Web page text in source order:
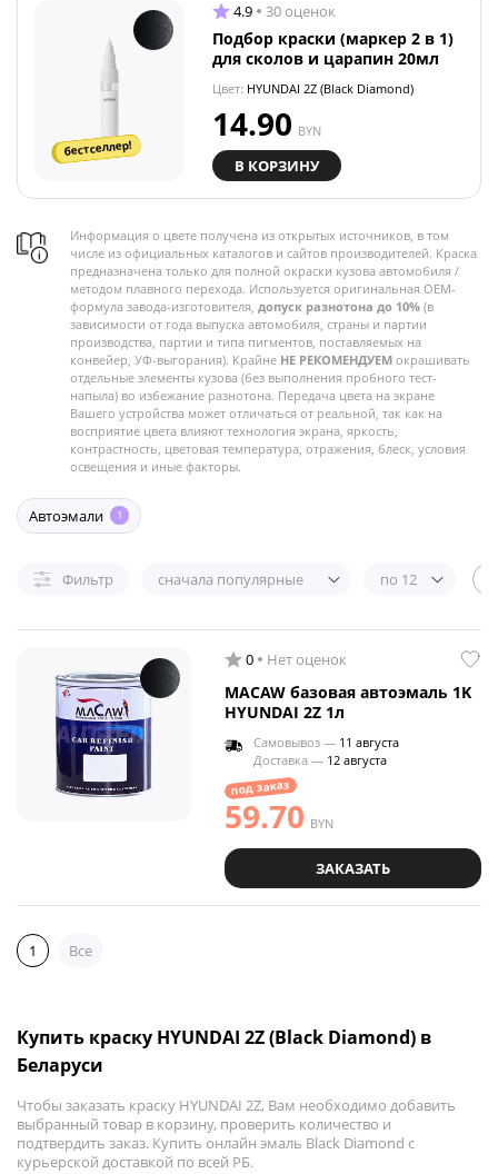
бестселлер!
4.9 30 оценок
Подбор краски (маркер 2 в 1)
для сколов и царапин 20мл
Цвет: HYUNDAI 2Z (Black Diamond)
14.90 BYN
В КОРЗИНУ
Информация о цвете получена из открытых источников, в том
числе из официальных каталогов и сайтов производителей. Краска
предназначена только для полной окраски кузова автомобиля /
методом плавного перехода. Используется оригинальная OEM-
формула завода-изготовителя, допуск разнотона до 10% (в
зависимости от года выпуска автомобиля, страны и партии
производства, партии и типа пигментов, поставляемых на
конвейер, УФ-выгорания). Крайне НЕ РЕКОМЕНДУЕМ окрашивать
отдельные элементы кузова (без выполнения пробного тест-
напыла) во избежание разнотона. Передача цвета на экране
Вашего устройства может отличаться от реальной, так как на
восприятие цвета влияют технология экрана, яркость,
контрастность, цветовая температура, отражения, блеск, условия
освещения и иные факторы.
Автоэмали 1
Фильтр сначала популярные по 12
0 Нет оценок
MACAW базовая автоэмаль 1K
HYUNDAI 2Z 1л
Самовывоз — 11 августа
Доставка — 12 августа
под заказ
59.70 BYN
ЗАКАЗАТЬ
1 Все
Купить краску HYUNDAI 2Z (Black Diamond) в
Беларуси
Чтобы заказать краску HYUNDAI 2Z, Вам необходимо добавить
выбранный товар в корзину, проверить количество и
подтвердить заказ. Купить онлайн эмаль Black Diamond с
курьерской доставкой по всей РБ.